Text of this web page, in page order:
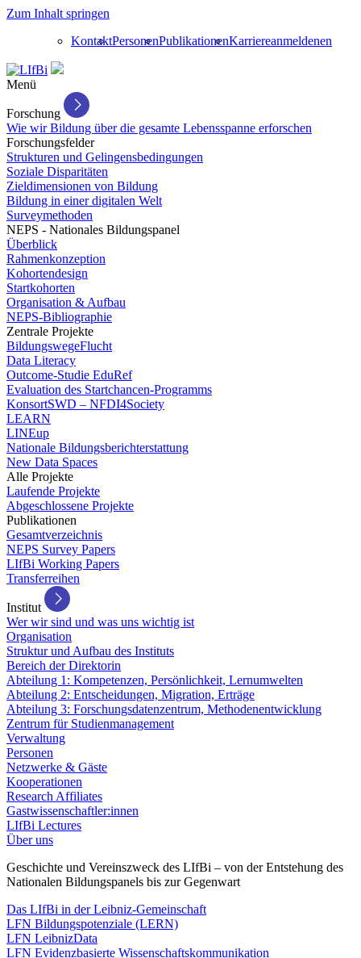
Zum Inhalt springen
KontaktPersonenPublikationenKarriereanmeldenen
Menü
Forschung
Wie wir Bildung über die gesamte Lebensspanne erforschen
Forschungsfelder
Strukturen und Gelingensbedingungen
Soziale Disparitäten
Zieldimensionen von Bildung
Bildung in einer digitalen Welt
Surveymethoden
NEPS - Nationales Bildungspanel
Überblick
Rahmenkonzeption
Kohortendesign
Startkohorten
Organisation & Aufbau
NEPS-Bibliographie
Zentrale Projekte
BildungswegeFlucht
Data Literacy
Outcome-Studie EduRef
Evaluation des Startchancen-Programms
KonsortSWD – NFDI4Society
LEARN
LINEup
Nationale Bildungsberichterstattung
New Data Spaces
Alle Projekte
Laufende Projekte
Abgeschlossene Projekte
Publikationen
Gesamtverzeichnis
NEPS Survey Papers
LIfBi Working Papers
Transferreihen
Institut
Wer wir sind und was uns wichtig ist
Organisation
Struktur und Aufbau des Instituts
Bereich der Direktorin
Abteilung 1: Kompetenzen, Persönlichkeit, Lernumwelten
Abteilung 2: Entscheidungen, Migration, Erträge
Abteilung 3: Forschungsdatenzentrum, Methodenentwicklung
Zentrum für Studienmanagement
Verwaltung
Personen
Netzwerke & Gäste
Kooperationen
Research Affiliates
Gastwissenschaftler:innen
LIfBi Lectures
Über uns
Geschichte und Vereinszweck des LIfBi – von der Entstehung des
Nationalen Bildungspanels bis zur Gegenwart
Das LIfBi in der Leibniz-Gemeinschaft
LFN Bildungspotenziale (LERN)
LFN LeibnizData
LFN Evidenzbasierte Wissenschaftskommunikation